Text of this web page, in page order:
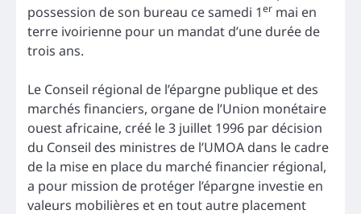
possession de son bureau ce samedi 1er mai en
terre ivoirienne pour un mandat d’une durée de
trois ans.
Le Conseil régional de l’épargne publique et des
marchés financiers, organe de l’Union monétaire
ouest africaine, créé le 3 juillet 1996 par décision
du Conseil des ministres de l’UMOA dans le cadre
de la mise en place du marché financier régional,
a pour mission de protéger l’épargne investie en
valeurs mobilières et en tout autre placement